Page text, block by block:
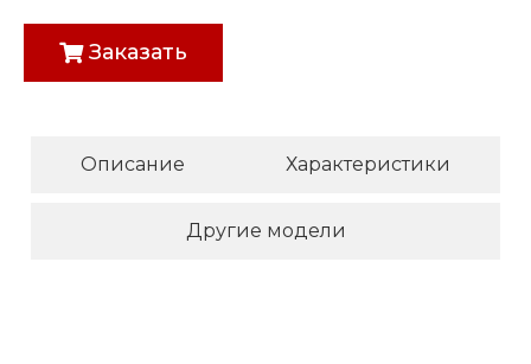
Заказать
Описание Характеристики
Другие модели